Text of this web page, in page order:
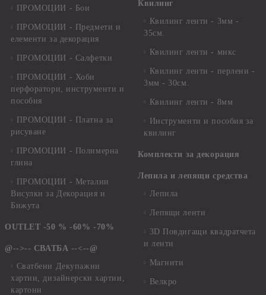
ПРОМОЦИИ - Бои
ПРОМОЦИИ - Предмети и
елементи за декорация
ПРОМОЦИИ - Салфетки
ПРОМОЦИИ - Хоби
перфоратори, инструменти и
пособия
ПРОМОЦИИ - Платна за
рисуване
ПРОМОЦИИ - Полимерна
глина
ПРОМОЦИИ - Метални
Висулки за Декорация и
Бижута
OUTLET -50 % -60% -70%
@-->-- СВАТБА --<--@
Сватбени Декупажни
хартии, дизайнерски хартии,
картони
Квилинг
Квилинг ленти - 3мм -
35см.
Квилинг ленти - микс
Квилинг ленти - перлени -
3мм - 30см.
Квилинг ленти - 8мм
Инструменти и пособия за
квилинг
Комплекти за декорация
Лепила и лепящи средства
Лепила
Лепящи ленти
3D Повдигащи квадратчета
и ленти
Магнити
Велкро